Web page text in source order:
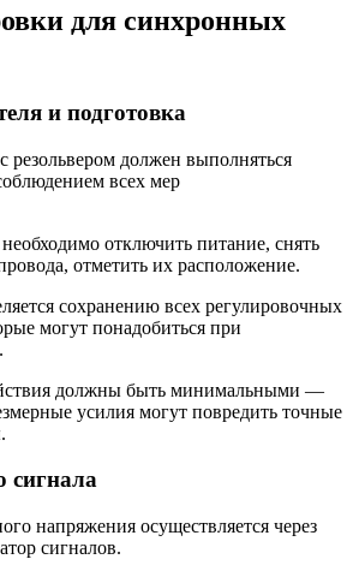
для синхронных
и подготовка
резольвером должен выполняться
всех мер
отключить питание, снять
отметить их расположение.
сохранению всех регулировочных
могут понадобиться при
должны быть минимальными —
усилия могут повредить точные
сигнала
напряжения осуществляется через
сигналов.